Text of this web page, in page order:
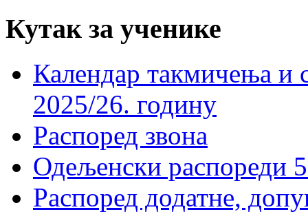
Кутак за ученике
Календар такмичења
2025/26. годину
Распоред звона
Одељенски распореди
Распоред додатне,